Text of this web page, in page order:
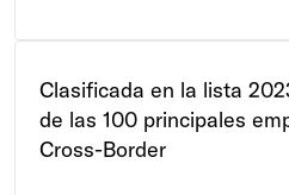
Clasificada en la lista
de las 100 principales
Cross-Border